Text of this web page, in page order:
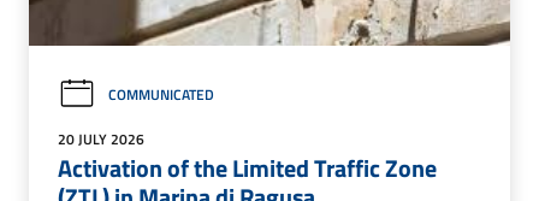
COMMUNICATED
20 JULY 2026
Activation of the Limited Traffic Zone